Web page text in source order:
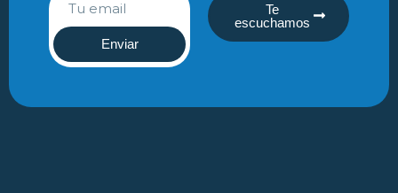
Enviar
Te
escuchamos